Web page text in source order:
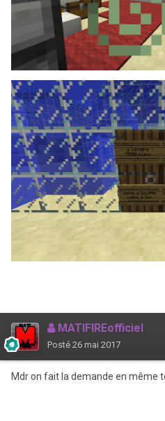
MATIFIREofficiel
Posté 26 mai 2017
Mdr on fait la demande en même